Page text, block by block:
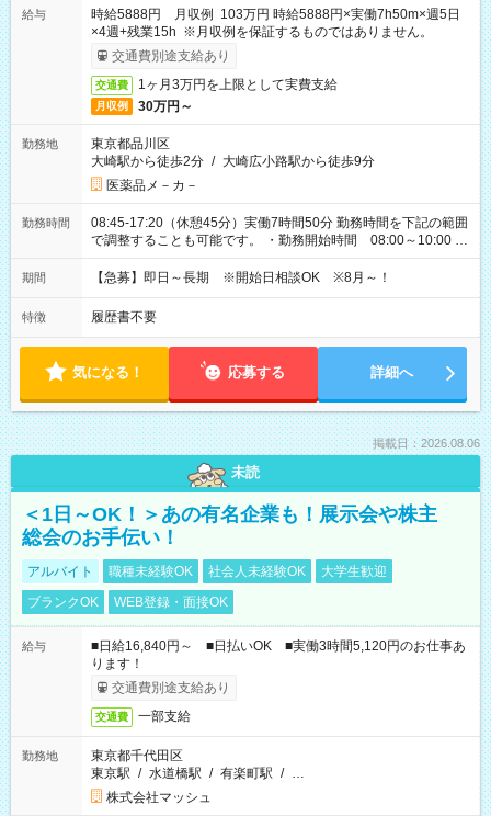
給与
時給5888円 月収例 103万円 時給5888円×実働7h50m×週5日
×4週+残業15h ※月収例を保証するものではありません。
交通費別途支給あり
交通費 1ヶ月3万円を上限として実費支給
月収例 30万円～
勤務地
東京都品川区
大崎駅から徒歩2分 / 大崎広小路駅から徒歩9分
医薬品メ－カ－
勤務時間
08:45-17:20（休憩45分）実働7時間50分 勤務時間を下記の範囲
で調整することも可能です。 ・勤務開始時間 08:00～10:00 ・
勤務終了時間 17:00～19:00 ・実働 06:15～08:00
期間 【急募】即日～長期 ※開始日相談OK ※8月～！
特徴 履歴書不要
気になる！ 応募する 詳細へ
掲載日：2026.08.06
未読
＜1日～OK！＞あの有名企業も！展示会や株主
総会のお手伝い！
アルバイト 職種未経験OK 社会人未経験OK
大学生歓迎
ブランクOK
WEB登録・面接OK
給与
■日給16,840円～ ■日払いOK ■実働3時間5,120円のお仕事あ
ります！
交通費別途支給あり
交通費 一部支給
勤務地
東京都千代田区
東京駅 / 水道橋駅 / 有楽町駅 / …
株式会社マッシュ